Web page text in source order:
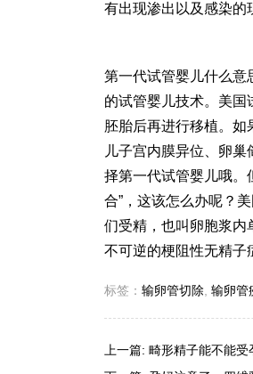
有出现渗出以及感染的
第一代试管婴儿什么意
的试管婴儿技术。美
胚胎后再进行移植。如
儿子宫内膜异位、卵
择第一代试管婴儿哦。
合”，这该怎么办呢？
们受精，也叫卵胞浆内
不可逆的梗阻性无精子
标签： 输卵管切除 输卵管
上一篇: 畸形精子能不能